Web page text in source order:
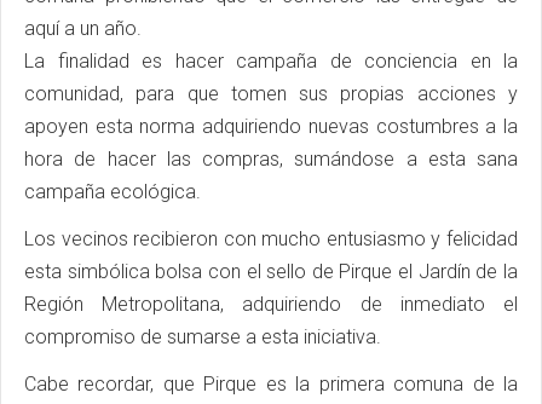
aquí a un año.
La finalidad es hacer campaña de conciencia en la
comunidad, para que tomen sus propias acciones y
apoyen esta norma adquiriendo nuevas costumbres a la
hora de hacer las compras, sumándose a esta sana
campaña ecológica.
Los vecinos recibieron con mucho entusiasmo y felicidad
esta simbólica bolsa con el sello de Pirque el Jardín de la
Región Metropolitana, adquiriendo de inmediato el
compromiso de sumarse a esta iniciativa.
Cabe recordar, que Pirque es la primera comuna de la